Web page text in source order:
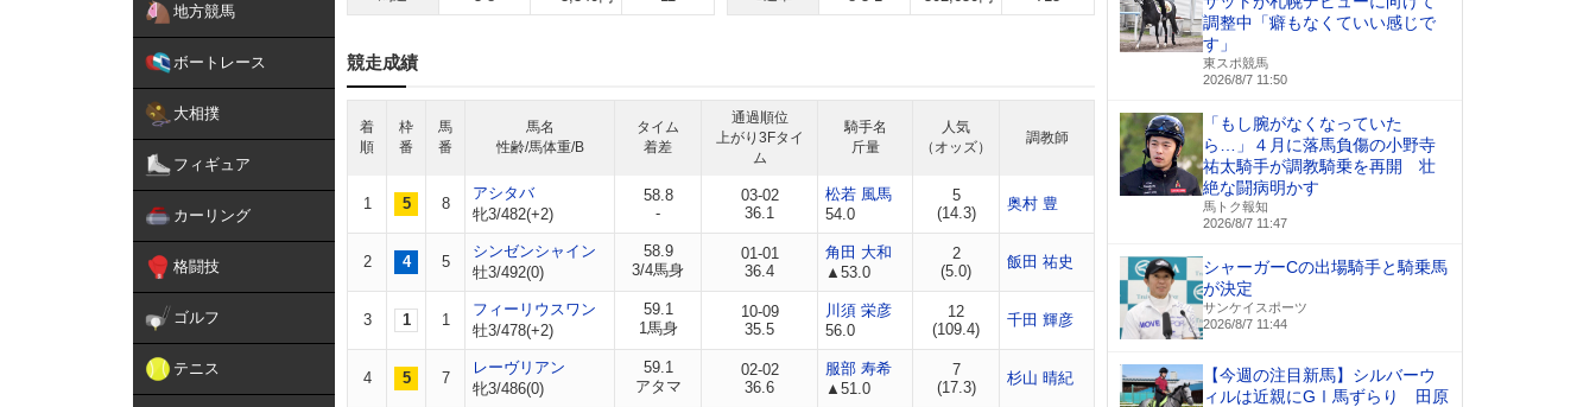
地方競馬
ボートレース
大相撲
フィギュア
カーリング
格闘技
ゴルフ
テニス
競走成績
着
順
枠
番
馬
番
馬名
性齢/馬体重/B
タイム
着差
通過順位
上がり3Fタイ
ム
騎手名
斤量
人気
（オッズ）
調教師
1 5 8
アシタバ
牝3/482(+2)
58.8
-
03-02
36.1
松若 風馬
54.0
5
(14.3)
奥村 豊
2 4 5
シンゼンシャイン
牡3/492(0)
58.9
3/4馬身
01-01
36.4
角田 大和
▲53.0
2
(5.0)
飯田 祐史
3 1 1
フィーリウスワン
牡3/478(+2)
59.1
1馬身
10-09
35.5
川須 栄彦
56.0
12
(109.4)
千田 輝彦
4 5 7
レーヴリアン
牝3/486(0)
59.1
アタマ
02-02
36.6
服部 寿希
▲51.0
7
(17.3)
杉山 晴紀
調整中「癖もなくていい感じで
す」
東スポ競馬
2026/8/7 11:50
「もし腕がなくなっていた
ら…」４月に落馬負傷の小野寺
祐太騎手が調教騎乗を再開 壮
絶な闘病明かす
馬トク報知
2026/8/7 11:47
シャーガーCの出場騎手と騎乗馬
が決定
サンケイスポーツ
2026/8/7 11:44
【今週の注目新馬】シルバーウ
ィルは近親にGⅠ馬ずらり 田原